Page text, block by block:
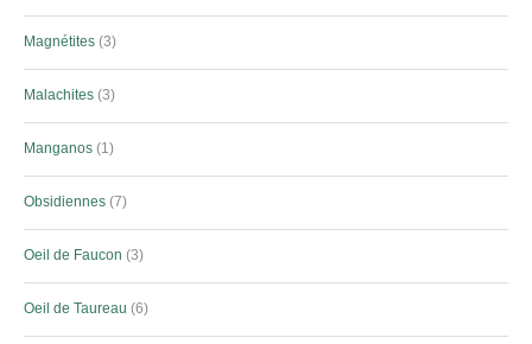
Magnétites 3
Malachites 3
Manganos 1
Obsidiennes 7
Oeil de Faucon 3
Oeil de Taureau 6